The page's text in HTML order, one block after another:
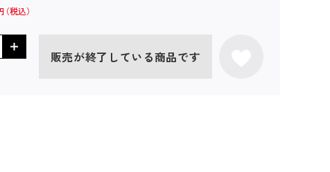
販売が終了している商品です